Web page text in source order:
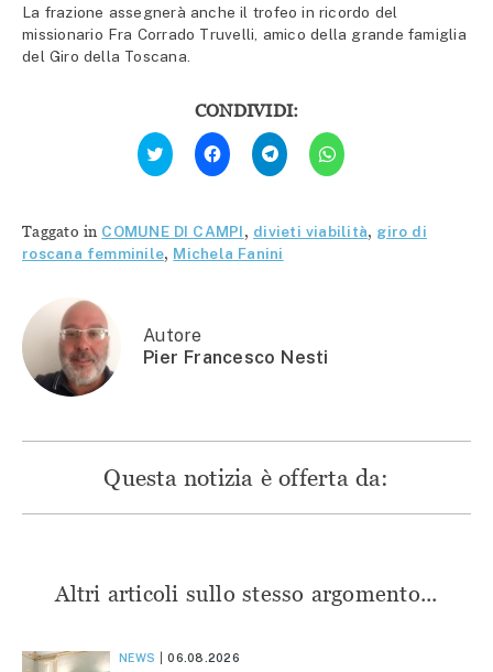
La frazione assegnerà anche il trofeo in ricordo del
missionario Fra Corrado Truvelli, amico della grande famiglia
del Giro della Toscana.
CONDIVIDI:
Fai
clic
qui
Twitter
(Si
apre
in
Fai
clic
per
condividere
(Si
apre
in
una
Fai
clic
per
condividere
(Si
apre
in
una
Fai
clic
per
(Si
apre
Taggato in COMUNE DI CAMPI, divieti viabilità, giro di
roscana femminile, Michela Fanini
Autore
Pier Francesco Nesti
Questa notizia è offerta da:
Altri articoli sullo stesso argomento...
NEWS 06.08.2026